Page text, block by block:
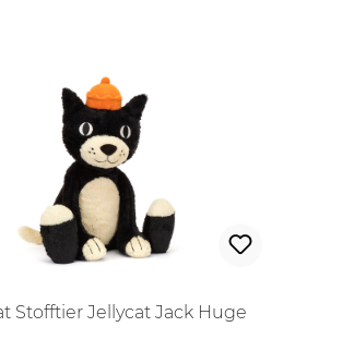
Stofftier Jellycat Jack Huge